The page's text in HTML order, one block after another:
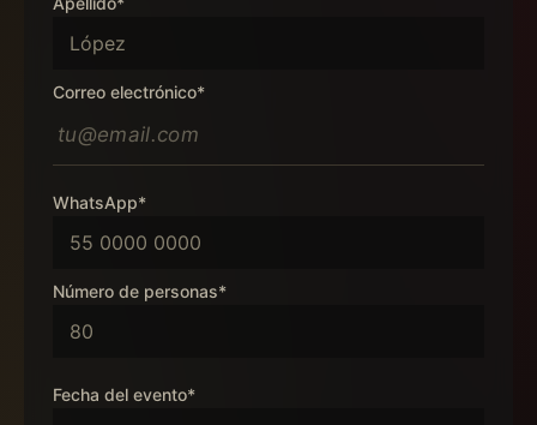
Correo electrónico*
WhatsApp*
Número de personas*
Fecha del evento*